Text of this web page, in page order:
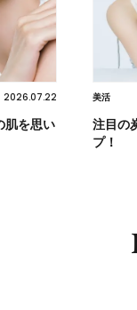
2026.07.22
肌を思い
美活
注目の
プ！